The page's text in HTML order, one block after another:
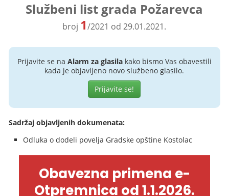
Službeni list grada Požarevca
broj 1/2021 od 29.01.2021.
Prijavite se na Alarm za glasilakako bismo Vas obavestili
kada je objavljeno novo službeno glasilo.
Prijavite se!
Sadržaj objavljenih dokumenata:
Odluka o dodeli povelja Gradske opštine Kostolac
Obavezna primena e-
Otpremnica od 1.1.2026.